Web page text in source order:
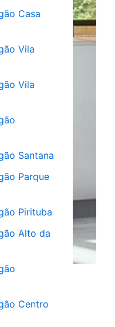
Casa
Vila
Vila
Santana
Parque
Pirituba
Alto da
Centro